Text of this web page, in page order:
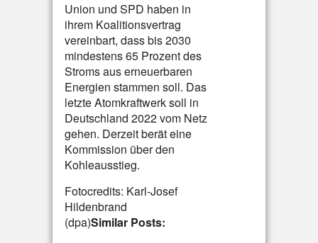
Union und SPD haben in
ihrem Koalitionsvertrag
vereinbart, dass bis 2030
mindestens 65 Prozent des
Stroms aus erneuerbaren
Energien stammen soll. Das
letzte Atomkraftwerk soll in
Deutschland 2022 vom Netz
gehen. Derzeit berät eine
Kommission über den
Kohleausstieg.
Fotocredits: Karl-Josef
Hildenbrand
(dpa)Similar Posts: